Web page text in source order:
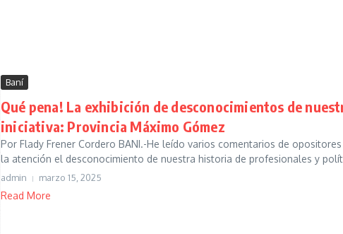
Baní
Qué pena! La exhibición de desconocimientos de
iniciativa: Provincia Máximo Gómez
Por Flady Frener Cordero BANI.-He leído varios comentarios de
la atención el desconocimiento de nuestra historia de profesionales y
admin marzo 15, 2025
Read More